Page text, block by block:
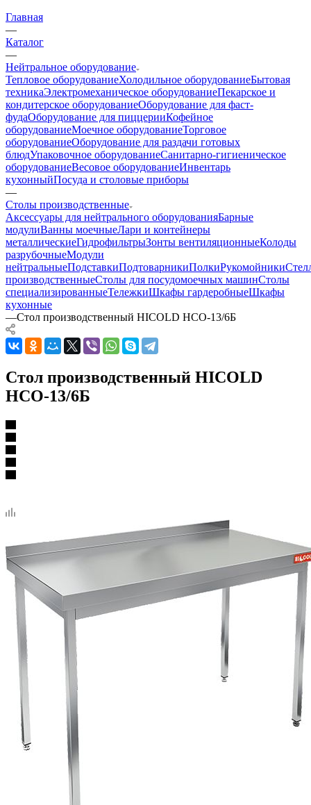
Главная
—
Каталог
—
Нейтральное оборудование
Тепловое оборудованиеХолодильное оборудованиеБытовая
техникаЭлектромеханическое оборудованиеПекарское и
кондитерское оборудованиеОборудование для фаст-
фудаОборудование для пиццерииКофейное
оборудованиеМоечное оборудованиеТорговое
оборудованиеОборудование для раздачи готовых
блюдУпаковочное оборудованиеСанитарно-гигиеническое
оборудованиеВесовое оборудованиеИнвентарь
кухонныйПосуда и столовые приборы
—
Столы производственные
Аксессуары для нейтрального оборудованияБарные
модулиВанны моечныеЛари и контейнеры
металлическиеГидрофильтрыЗонты вентиляционныеКолоды
разрубочныеМодули
нейтральныеПодставкиПодтоварникиПолкиРукомойники
производственныеСтолы для посудомоечных машинСтолы
специализированныеТележкиШкафы гардеробныеШкафы
кухонные
—Стол производственный HICOLD НСО-13/6Б
Стол производственный HICOLD
НСО-13/6Б